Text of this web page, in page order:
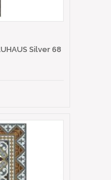
Silver 68